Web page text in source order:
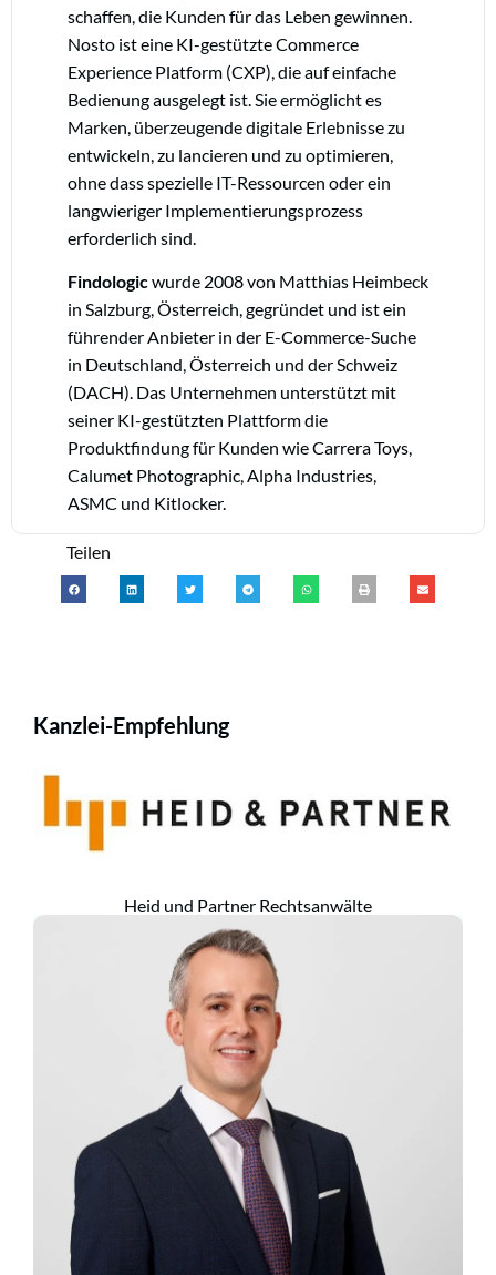
schaffen, die Kunden für das Leben gewinnen.
Nosto ist eine KI-gestützte Commerce
Experience Platform (CXP), die auf einfache
Bedienung ausgelegt ist. Sie ermöglicht es
Marken, überzeugende digitale Erlebnisse zu
entwickeln, zu lancieren und zu optimieren,
ohne dass spezielle IT-Ressourcen oder ein
langwieriger Implementierungsprozess
erforderlich sind.
Findologicwurde 2008 von Matthias Heimbeck
in Salzburg, Österreich, gegründet und ist ein
führender Anbieter in der E-Commerce-Suche
in Deutschland, Österreich und der Schweiz
(DACH). Das Unternehmen unterstützt mit
seiner KI-gestützten Plattform die
Produktfindung für Kunden wie Carrera Toys,
Calumet Photographic, Alpha Industries,
ASMC und Kitlocker.
Teilen
Kanzlei-Empfehlung
Heid und Partner Rechtsanwälte